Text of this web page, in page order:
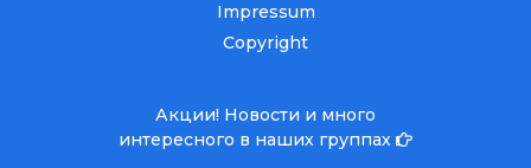
Impressum
Copyright
Акции! Новости и много
интересного в наших группах